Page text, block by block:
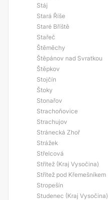
Stáj
Stará Říše
Staré Bříště
Stařeč
Štěměchy
Štěpánov nad Svratkou
Štěpkov
Stojčín
Štoky
Stonařov
Strachoňovice
Strachujov
Stránecká Zhoř
Strážek
Střelcová
Střítež (Kraj Vysočina)
Střítež pod Křemešníkem
Stropešín
Studenec (Kraj Vysočina)